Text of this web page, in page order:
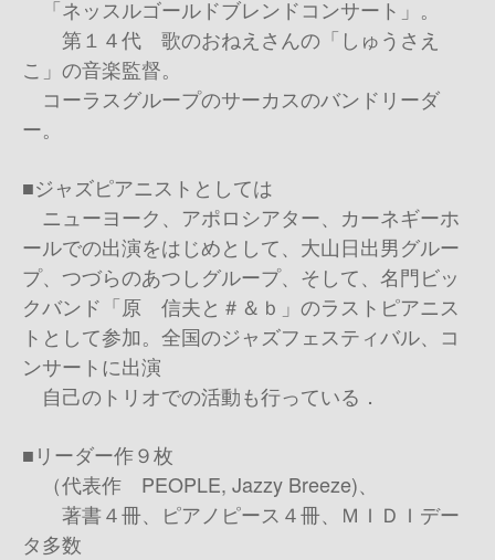
「ネッスルゴールドブレンドコンサート」。
第１４代 歌のおねえさんの「しゅうさえ
こ」の音楽監督。
コーラスグループのサーカスのバンドリーダ
ー。
■ジャズピアニストとしては
ニューヨーク、アポロシアター、カーネギーホ
ールでの出演をはじめとして、大山日出男グルー
プ、つづらのあつしグループ、そして、名門ビッ
クバンド「原 信夫と＃＆ｂ」のラストピアニス
トとして参加。全国のジャズフェスティバル、コ
ンサートに出演
自己のトリオでの活動も行っている．
■リーダー作９枚
（代表作 PEOPLE, Jazzy Breeze)、
著書４冊、ピアノピース４冊、ＭＩＤＩデー
タ多数